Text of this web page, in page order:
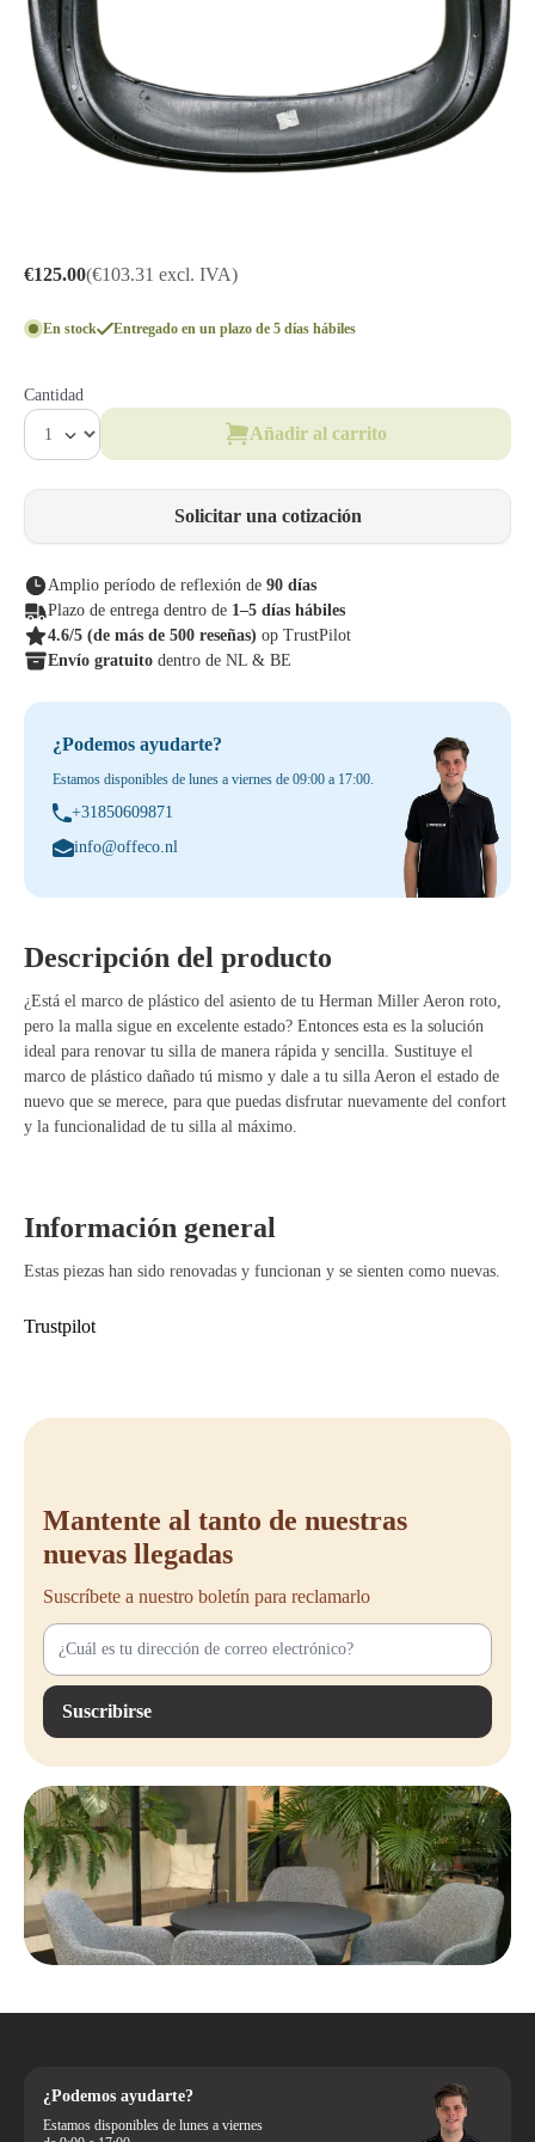
€125.00(€103.31 excl. IVA)
En stock Entregado en un plazo de 5 días hábiles
Cantidad
Añadir al carrito
Solicitar una cotización
Amplio período de reflexión de 90 días
Plazo de entrega dentro de 1–5 días hábiles
4.6/5 (de más de 500 reseñas) op TrustPilot
Envío gratuito dentro de NL & BE
¿Podemos ayudarte?
Estamos disponibles de lunes a viernes de 09:00 a 17:00.
+31850609871
info@offeco.nl
Descripción del producto
¿Está el marco de plástico del asiento de tu Herman Miller Aeron roto,
pero la malla sigue en excelente estado? Entonces esta es la solución
ideal para renovar tu silla de manera rápida y sencilla. Sustituye el
marco de plástico dañado tú mismo y dale a tu silla Aeron el estado de
nuevo que se merece, para que puedas disfrutar nuevamente del confort
y la funcionalidad de tu silla al máximo.
Información general
Estas piezas han sido renovadas y funcionan y se sienten como nuevas.
Trustpilot
Mantente al tanto de nuestras
nuevas llegadas
Suscríbete a nuestro boletín para reclamarlo
Suscribirse
¿Podemos ayudarte?
Estamos disponibles de lunes a viernes